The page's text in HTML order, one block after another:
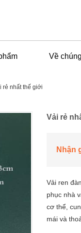
Về
rẻ nhất thế giới
Vải rẻ
Nhận
Vải ren
phục nhà
cơ thể,
mái và